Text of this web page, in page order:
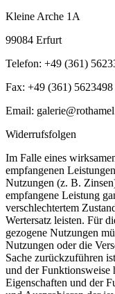
Kleine Arche 1A
99084 Erfurt
Telefon: +49 (361)
Fax: +49 (361) 5623498
Email:
Widerrufsfolgen
Im Falle eines
empfangenen
Nutzungen (z. B.
empfangene Leistung
verschlechtertem
Wertersatz leisten. Für
gezogene Nutzungen
Nutzungen oder die
Sache zurückzuführen
und der Funktionsweise
Eigenschaften und der